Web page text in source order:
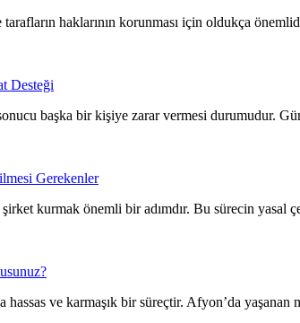
tarafların haklarının korunması için oldukça
Desteği
başka bir kişiye zarar vermesi durumudur.
Gerekenler
kurmak önemli bir adımdır. Bu sürecin
hassas ve karmaşık bir süreçtir. Afyon’da